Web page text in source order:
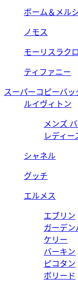
ボーム＆メル
ノモス
モーリスラク
ティファニー
スーパーコピーバッ
ルイヴィトン
メンズ
レディー
シャネル
グッチ
エルメス
エブリン
ガーデン
ケリー
バーキン
ピコタン
ボリード